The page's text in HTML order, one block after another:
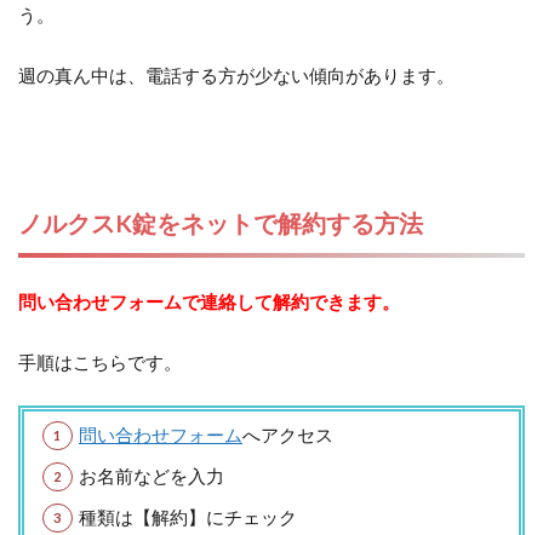
う。
週の真ん中は、電話する方が少ない傾向があります。
ノルクスK錠をネットで解約する方法
問い合わせフォームで連絡して解約できます。
手順はこちらです。
問い合わせフォームへアクセス
お名前などを入力
種類は【解約】にチェック